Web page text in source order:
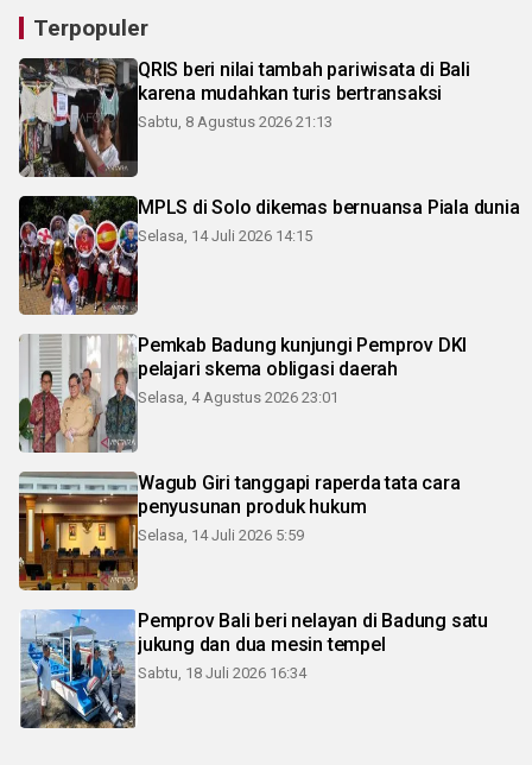
Terpopuler
QRIS beri nilai tambah pariwisata di Bali
karena mudahkan turis bertransaksi
Sabtu, 8 Agustus 2026 21:13
MPLS di Solo dikemas bernuansa Piala dunia
Selasa, 14 Juli 2026 14:15
Pemkab Badung kunjungi Pemprov DKI
pelajari skema obligasi daerah
Selasa, 4 Agustus 2026 23:01
Wagub Giri tanggapi raperda tata cara
penyusunan produk hukum
Selasa, 14 Juli 2026 5:59
Pemprov Bali beri nelayan di Badung satu
jukung dan dua mesin tempel
Sabtu, 18 Juli 2026 16:34